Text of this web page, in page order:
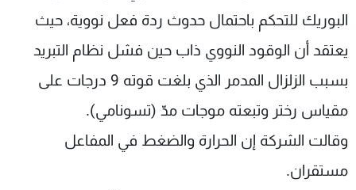
البوريك للتحكم باحتمال حدوث ردة فعل نووية، حيث
يعتقد أن الوقود النووي ذاب حين فشل نظام التبريد
بسبب الزلزال المدمر الذي بلغت قوته 9 درجات على
مقياس رختر وتبعته موجات مدّ (تسونامي).
وقالت الشركة إن الحرارة والضغط في المفاعل
مستقران.